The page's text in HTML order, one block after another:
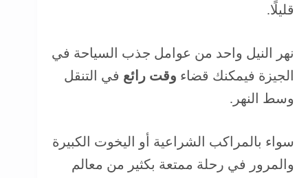
قليلًا.
نهر النيل واحد من عوامل جذب السياحة في
الجيزة فيمكنك قضاء وقت رائع في التنقل
وسط النهر.
سواء بالمراكب الشراعية أو اليخوت الكبيرة
والمرور في رحلة ممتعة بكثير من معالم